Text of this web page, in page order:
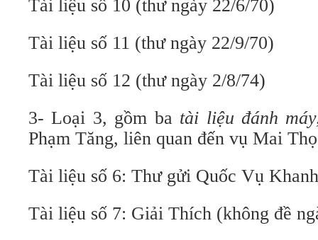
Tài liệu số 10 (thư ngày 22/6/70)
Tài liệu số 11 (thư ngày 22/9/70)
Tài liệu số 12 (thư ngày 2/8/74)
3- Loại 3, gồm ba tài liệu đánh
Phạm Tăng, liên quan đến vụ Mai
Tài liệu số 6: Thư gửi Quốc Vụ
Tài liệu số 7: Giải Thích (không đề